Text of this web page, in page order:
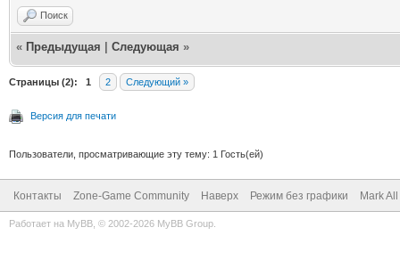
Поиск
« Предыдущая Следующая »
Страницы (2): 1 2 Следующий »
Версия для печати
Пользователи, просматривающие эту тему: 1 Гость(ей)
Контакты Zone-Game Community Наверх Режим без графики Mark
Работает на MyBB , © 2002-2026 MyBB Group